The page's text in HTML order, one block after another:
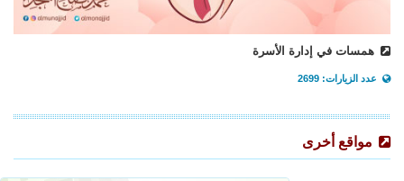
همسات في إدارة الأسرة
عدد الزيارات: 2699
مواقع أخرى